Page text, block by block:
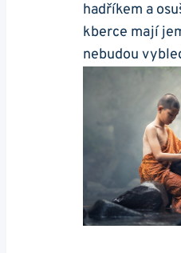
hadříkem a
kberce mají
nebudou